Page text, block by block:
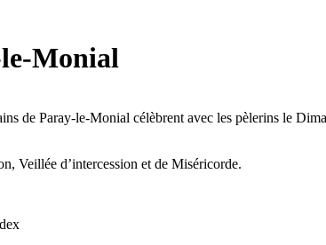
Monial
de Paray-le-Monial célèbrent avec les pèlerins le
Veillée d’intercession et de Miséricorde.